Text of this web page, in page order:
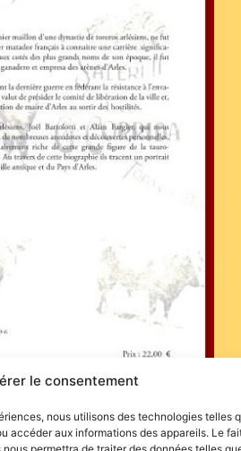
le consentement
nous utilisons des technologies telles
accéder aux informations des appareils. Le